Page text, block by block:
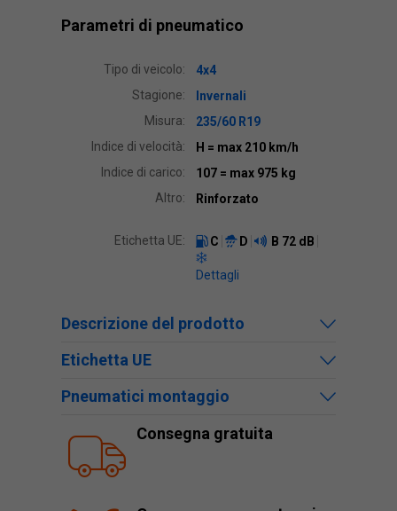
Parametri di pneumatico
Tipo di veicolo:
4x4
Stagione:
Invernali
Misura:
235/60 R19
Indice di velocità:
H = max 210 km/h
Indice di carico:
107 = max 975 kg
Altro:
Rinforzato
Etichetta UE: C D B 72 dB
Dettagli
Descrizione del prodotto
Etichetta UE
Pneumatici montaggio
Consegna gratuita